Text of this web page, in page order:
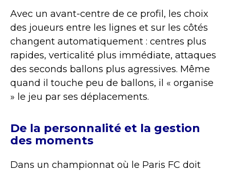
Avec un avant-centre de ce profil, les choix
des joueurs entre les lignes et sur les côtés
changent automatiquement : centres plus
rapides, verticalité plus immédiate, attaques
des seconds ballons plus agressives. Même
quand il touche peu de ballons, il « organise
» le jeu par ses déplacements.
De la personnalité et la gestion
des moments
Dans un championnat où le Paris FC doit